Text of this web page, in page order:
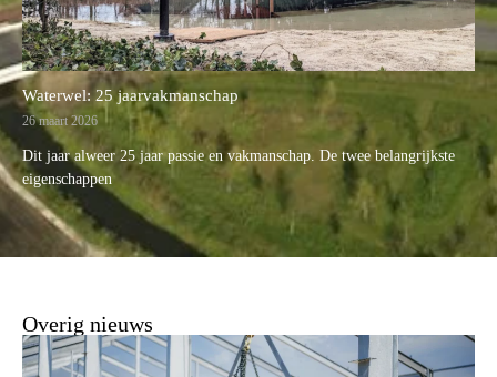
Waterwel: 25 jaarvakmanschap
26 maart 2026
Dit jaar alweer 25 jaar passie en vakmanschap. De twee belangrijkste
eigenschappen
Overig nieuws